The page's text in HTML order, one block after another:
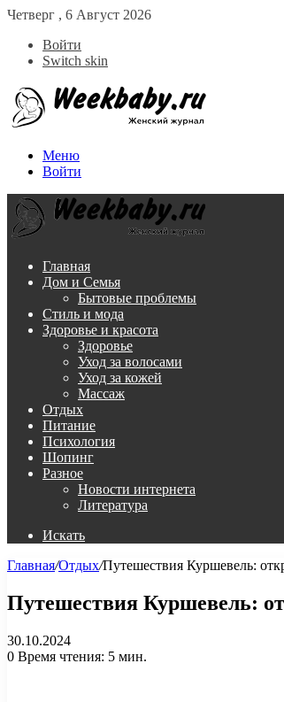
Четверг , 6 Август 2026
Войти
Switch skin
Меню
Войти
Главная
Дом и Семья
Бытовые проблемы
Стиль и мода
Здоровье и красота
Здоровье
Уход за волосами
Уход за кожей
Массаж
Отдых
Питание
Психология
Шопинг
Разное
Новости интернета
Литература
Искать
Главная/Отдых/Путешествия Куршевель:
Путешествия Куршевель:
30.10.2024
0 Время чтения: 5 мин.